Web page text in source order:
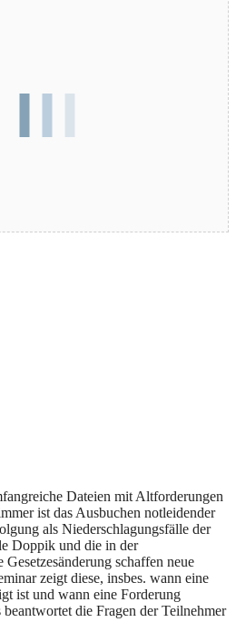
Dateien mit Altforderungen
ist das Ausbuchen notleidender
als Niederschlagungsfälle der
Doppik und die in der
schaffen neue
zeigt diese, insbes. wann eine
ist und wann eine Forderung
die Fragen der Teilnehmer